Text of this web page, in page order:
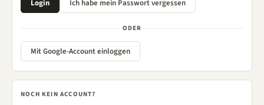
ODER
Mit Google-Account einloggen
NOCH KEIN ACCOUNT?